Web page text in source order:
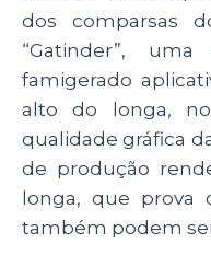
dos comparsas
“Gatinder”,
famigerado
alto do longa,
qualidade gráfica
de produção
longa, que prova
também podem